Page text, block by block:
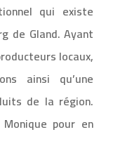
qui existe
de Gland. Ayant
locaux,
ainsi qu’une
de la région.
pour en